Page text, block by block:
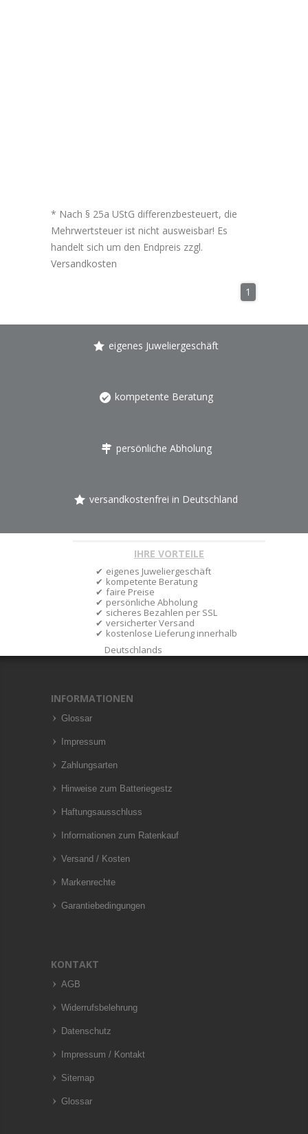
* Nach § 25a UStG differenzbesteuert, die
Mehrwertsteuer ist nicht ausweisbar! Es
handelt sich um den Endpreis zzgl.
Versandkosten
1
eigenes Juweliergeschäft
kompetente Beratung
persönliche Abholung
versandkostenfrei in Deutschland
IHRE VORTEILE
eigenes Juweliergeschäft
kompetente Beratung
faire Preise
persönliche Abholung
sicheres Bezahlen per SSL
versicherter Versand
kostenlose Lieferung innerhalb
Deutschlands
INFORMATIONEN
Glossar
Impressum
Zahlungsarten
Hinweise zum Batteriegestz
Haftungsausschluss
Informationen zum Ratenkauf
Versand / Kosten
Markenrechte
Garantiebedingungen
KONTAKT
AGB
Widerrufsbelehrung
Datenschutz
Impressum / Kontakt
Sitemap
Glossar